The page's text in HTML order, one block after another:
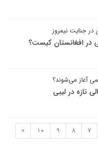
در جنایت نیمروز
در افغانستان کیست؟
آغاز می‌شوند؟
تازه در لیبی
7
8
9
10
»